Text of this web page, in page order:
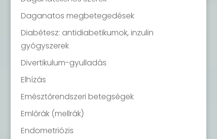
Daganatos megbetegedések
Diabétesz: antidiabetikumok, inzulin
gyógyszerek
Divertikulum-gyulladás
Elhízás
Emésztőrendszeri betegségek
Emlőrák (mellrák)
Endometriózis